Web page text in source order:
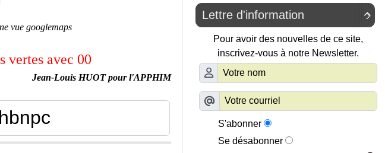
vue googlemaps
vertes avec 00
Jean-Louis HUOT pour l'APPHIM
hbnpc

Lettre d'information
Pour avoir des nouvelles de ce site,
inscrivez-vous à notre Newsletter.
S'abonner
Se désabonner